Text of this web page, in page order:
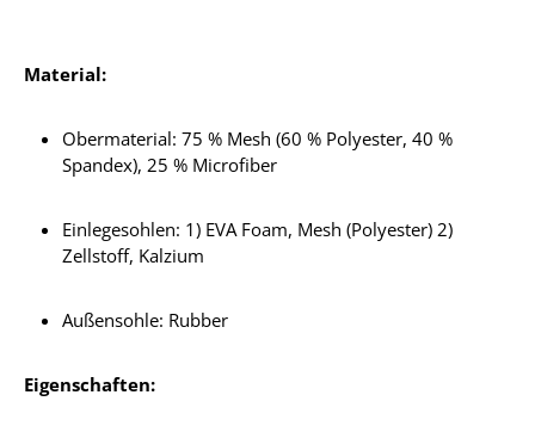
Material:
Obermaterial: 75 % Mesh (60 % Polyester, 40 %
Spandex), 25 % Microfiber
Einlegesohlen: 1) EVA Foam, Mesh (Polyester) 2)
Zellstoff, Kalzium
Außensohle: Rubber
Eigenschaften: